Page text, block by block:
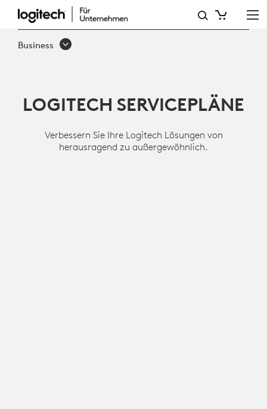
DIENSTLEISTUNGEN
UND
Business
LOGITECH SERVICEPLÄNE
Verbessern Sie Ihre Logitech Lösungen von
herausragend zu außergewöhnlich.